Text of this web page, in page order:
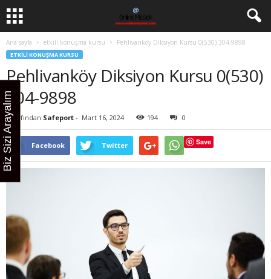
Ana sayfa etkili konuşma kursu Pehlivanköy Diksiyon Kursu 0(530) 304-9898
ETKILI KONUŞMA KURSU
Pehlivanköy Diksiyon Kursu 0(530)
304-9898
Tarafından Safeport - Mart 16, 2024 194 0
Facebook Twitter Save
Biz Sizi Arayalım